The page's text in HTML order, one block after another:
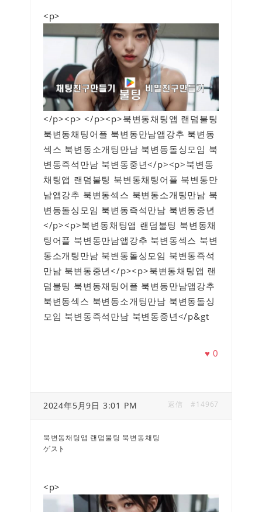
<p>
</p><p> </p><p>북변동채팅앱 랜덤불팅
북변동채팅어플 북변동만남앱강추 북변동
섹스 북변동소개팅만남 북변동돌싱모임 북
변동즉석만남 북변동중년</p><p>북변동
채팅앱 랜덤불팅 북변동채팅어플 북변동만
남앱강추 북변동섹스 북변동소개팅만남 북
변동돌싱모임 북변동즉석만남 북변동중년
</p><p>북변동채팅앱 랜덤불팅 북변동채
팅어플 북변동만남앱강추 북변동섹스 북변
동소개팅만남 북변동돌싱모임 북변동즉석
만남 북변동중년</p><p>북변동채팅앱 랜
덤불팅 북변동채팅어플 북변동만남앱강추
북변동섹스 북변동소개팅만남 북변동돌싱
모임 북변동즉석만남 북변동중년</p&gt
♥0
2024年5月9日 3:01 PM #14967
返信
북변동채팅앱 랜덤불팅 북변동채팅
ゲスト
<p>